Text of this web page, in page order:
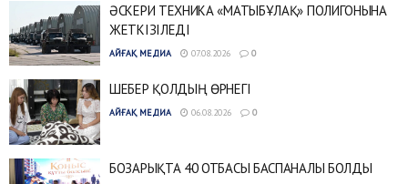
ӘСКЕРИ ТЕХНИКА «МАТЫБҰЛАҚ» ПОЛИГОНЫНА
ЖЕТКІЗІЛЕДІ
АЙҒАҚ МЕДИА 07.08.2026 0
ШЕБЕР ҚОЛДЫҢ ӨРНЕГІ
АЙҒАҚ МЕДИА 06.08.2026 0
БОЗАРЫҚТА 40 ОТБАСЫ БАСПАНАЛЫ БОЛДЫ